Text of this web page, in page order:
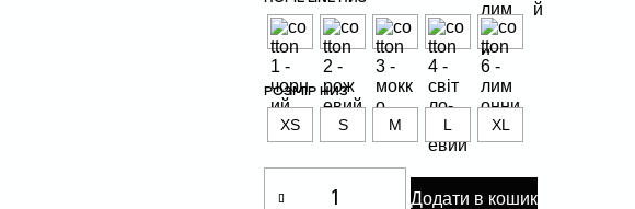
РОЗМІР НИЗ
XS S M L XL
Додати в кошик